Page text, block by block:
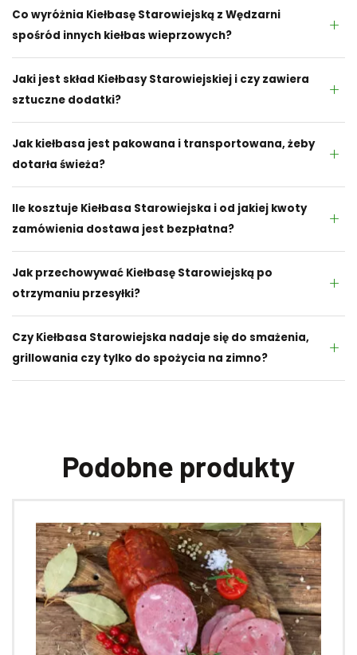
Co wyróżnia Kiełbasę Starowiejską z Wędzarni
spośród innych kiełbas wieprzowych?
Jaki jest skład Kiełbasy Starowiejskiej i czy zawiera
sztuczne dodatki?
Jak kiełbasa jest pakowana i transportowana, żeby
dotarła świeża?
Ile kosztuje Kiełbasa Starowiejska i od jakiej kwoty
zamówienia dostawa jest bezpłatna?
Jak przechowywać Kiełbasę Starowiejską po
otrzymaniu przesyłki?
Czy Kiełbasa Starowiejska nadaje się do smażenia,
grillowania czy tylko do spożycia na zimno?
Podobne produkty